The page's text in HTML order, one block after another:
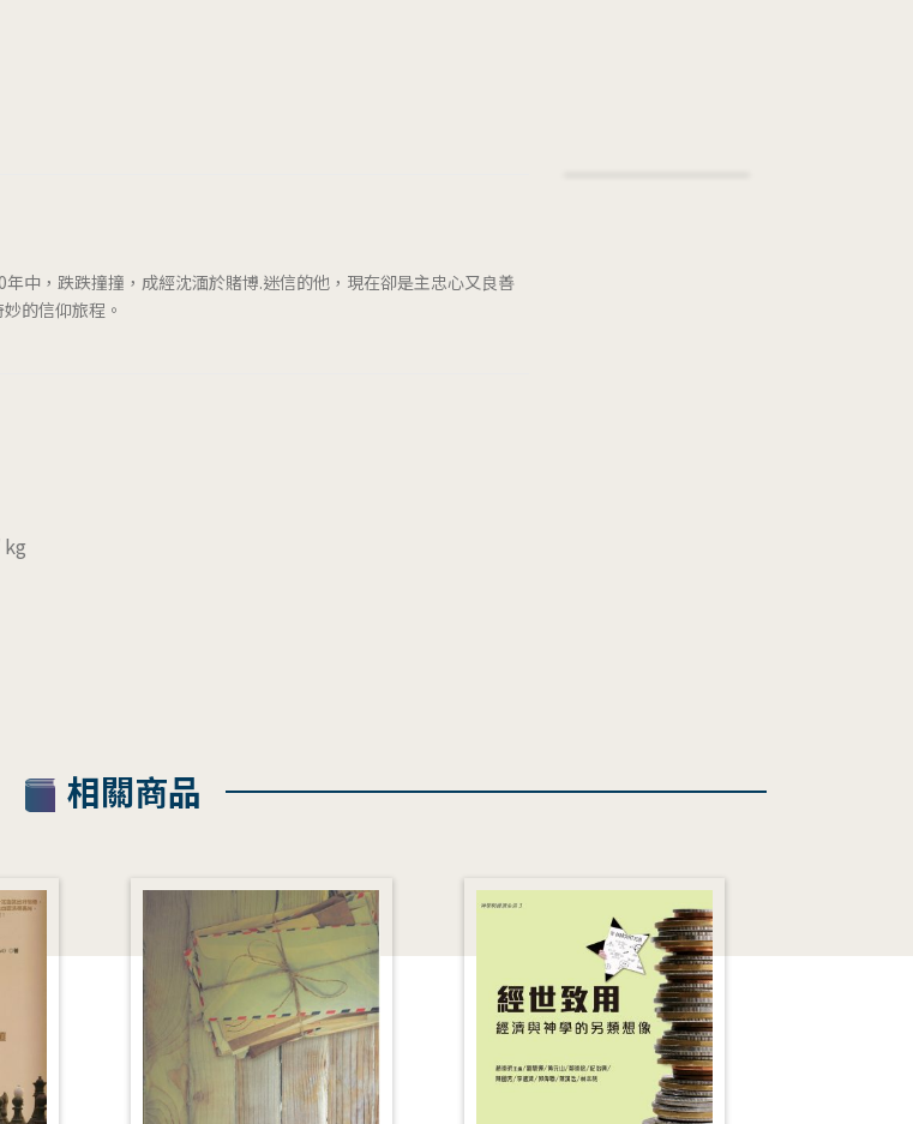
中，跌跌撞撞，成經沈湎於賭博.迷信的他，現在卻是主忠心又良善
的信仰旅程。
相關商品